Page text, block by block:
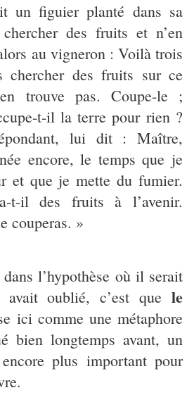
un figuier planté dans sa
des fruits et n’en
au vigneron : Voilà trois
chercher des fruits sur ce
trouve pas. Coupe-le ;
t-il la terre pour rien ?
lui dit : Maître,
encore, le temps que je
et que je mette du fumier.
t-il des fruits à l’avenir.
couperas. »
l’hypothèse où il serait
oublié, c’est que le
ici comme une métaphore
bien longtemps avant, un
plus important pour